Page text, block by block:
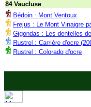
84 Vaucluse
Bédoin : Mont Ventoux
Frejus : Le Mont Vinaigre
Gigondas : Les dentelles
Rustrel : Carrière d'ocre
Rustrel : Colorado d'ocre